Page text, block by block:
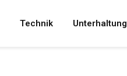
Technik Unterhaltung